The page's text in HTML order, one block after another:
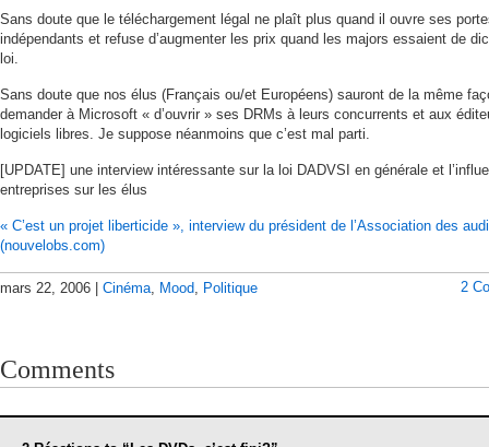
Sans doute que le téléchargement légal ne plaît plus quand il ouvre ses
indépendants et refuse d’augmenter les prix quand les majors essaient de
loi.
Sans doute que nos élus (Français ou/et Européens) sauront de la même
demander à Microsoft « d’ouvrir » ses DRMs à leurs concurrents et aux
logiciels libres. Je suppose néanmoins que c’est mal parti.
[UPDATE] une interview intéressante sur la loi DADVSI en générale et
entreprises sur les élus
« C’est un projet liberticide », interview du président de l’Association des
(nouvelobs.com)
mars 22, 2006 | Cinéma, Mood, Politique 2
Comments